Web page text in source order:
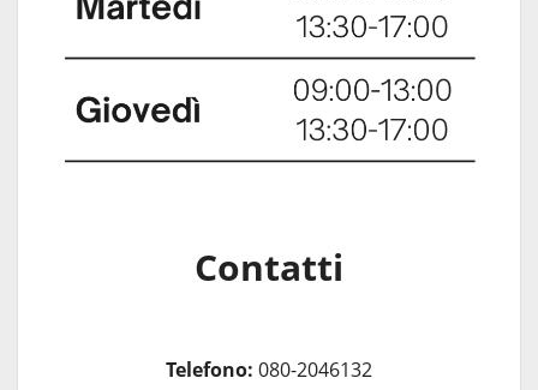
Contatti
Telefono: 080-2046132